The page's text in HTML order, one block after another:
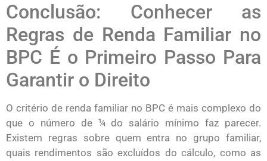
Conclusão: Conhecer as
Regras de Renda Familiar no
BPC É o Primeiro Passo Para
Garantir o Direito
O critério de renda familiar no BPC é mais complexo do
que o número de ¼ do salário mínimo faz parecer.
Existem regras sobre quem entra no grupo familiar,
quais rendimentos são excluídos do cálculo, como as